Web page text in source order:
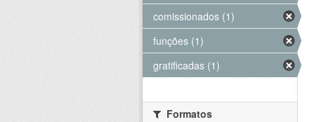
comissionados (1)
funções (1)
gratificadas (1)
Formatos